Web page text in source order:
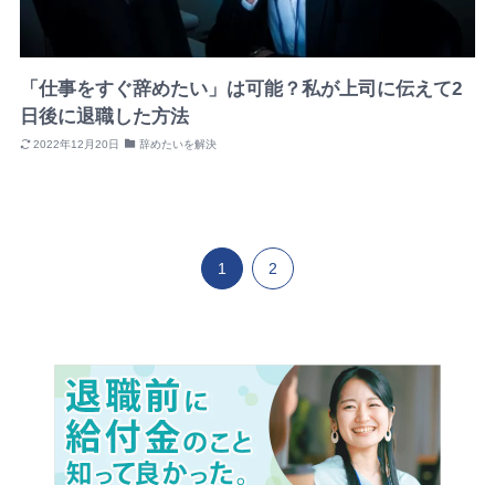
「仕事をすぐ辞めたい」は可能？私が上司に伝えて2
日後に退職した方法
2022年12月20日 辞めたいを解決
1 2